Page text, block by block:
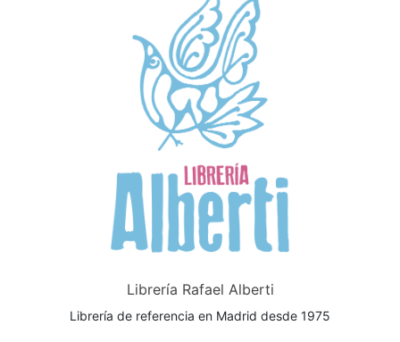
Librería Rafael Alberti
Librería de referencia en Madrid desde 1975